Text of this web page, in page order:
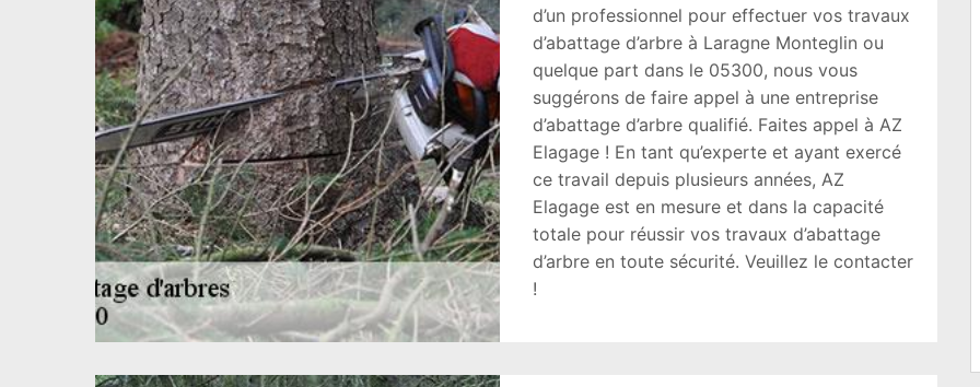
d’un professionnel pour effectuer vos travaux
d’abattage d’arbre à Laragne Monteglin ou
quelque part dans le 05300, nous vous
suggérons de faire appel à une entreprise
d’abattage d’arbre qualifié. Faites appel à AZ
Elagage ! En tant qu’experte et ayant exercé
ce travail depuis plusieurs années, AZ
Elagage est en mesure et dans la capacité
totale pour réussir vos travaux d’abattage
d’arbre en toute sécurité. Veuillez le contacter
!